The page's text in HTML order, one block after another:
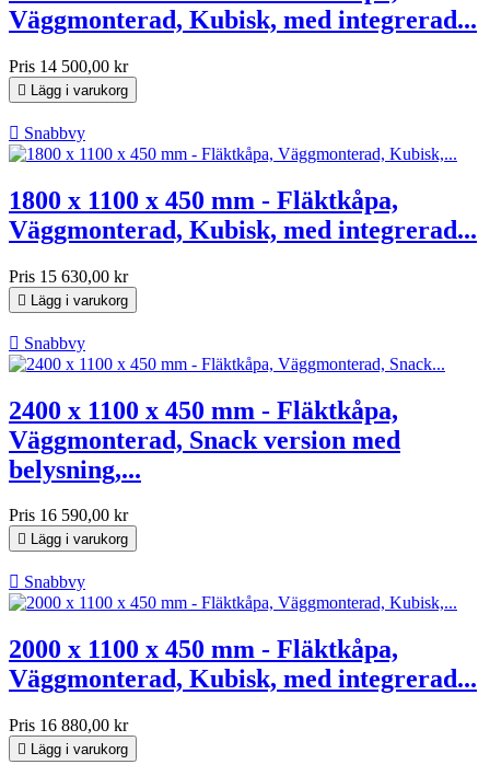
Väggmonterad, Kubisk, med integrerad...
Pris 14 500,00 kr
 Lägg i varukorg
 Snabbvy
1800 x 1100 x 450 mm - Fläktkåpa,
Väggmonterad, Kubisk, med integrerad...
Pris 15 630,00 kr
 Lägg i varukorg
 Snabbvy
2400 x 1100 x 450 mm - Fläktkåpa,
Väggmonterad, Snack version med
belysning,...
Pris 16 590,00 kr
 Lägg i varukorg
 Snabbvy
2000 x 1100 x 450 mm - Fläktkåpa,
Väggmonterad, Kubisk, med integrerad...
Pris 16 880,00 kr
 Lägg i varukorg